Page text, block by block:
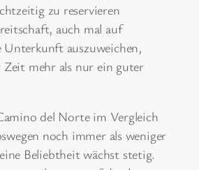
zu reservieren
auch mal auf
Unterkunft auszuweichen,
Zeit mehr als nur ein guter
del Norte im Vergleich
noch immer als weniger
Beliebtheit wächst stetig.